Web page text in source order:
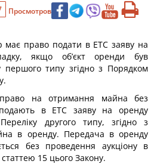
Просмотров
має право подати в ЕТС заяву на
якщо об’єкт оренди був
першого типу згідно з Порядком
на отримання майна без
подають в ЕТС заяву на оренду
другого типу, згідно з
в оренду. Передача в оренду
без проведення аукціону в
15 цього Закону.